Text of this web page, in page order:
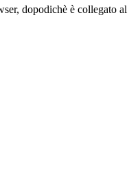
dopodichè è collegato